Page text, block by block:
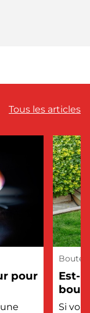
Tous les articles
pour
Est-
?
Si